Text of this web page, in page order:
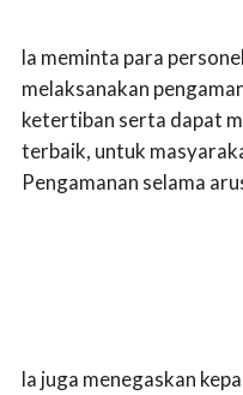
la meminta para
melaksanakan
ketertiban serta dapat
terbaik, untuk
Pengamanan selama
la juga menegaskan